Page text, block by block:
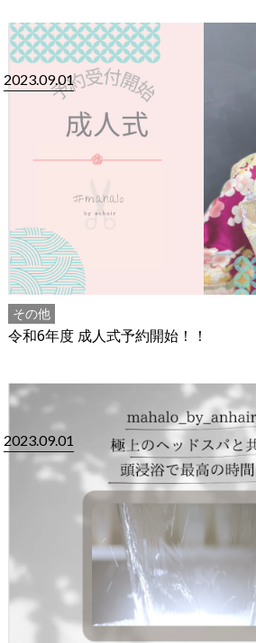
2023.09.01
その他
令和6年度 成人式予約開始！！
2023.09.01